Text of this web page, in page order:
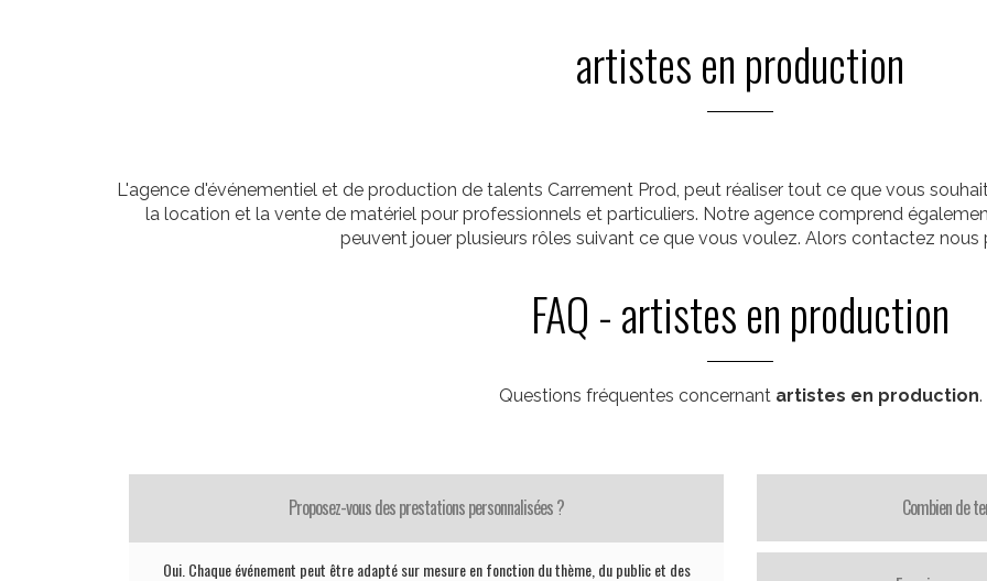
artistes en production
L'agence d'événementiel et de production de talents Carrement Prod, peut réaliser tout ce que vous
la location et la vente de matériel pour professionnels et particuliers. Notre agence comprend
peuvent jouer plusieurs rôles suivant ce que vous voulez. Alors contactez nous
FAQ - artistes en production
Questions fréquentes concernant artistes en production.
Proposez-vous des prestations personnalisées ?
Oui. Chaque événement peut être adapté sur mesure en fonction du thème, du public et des
Combien de